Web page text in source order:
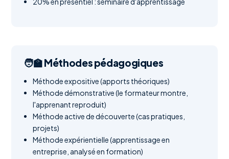
🧑‍🏫 Méthodes pédagogiques
Méthode expositive (apports théoriques)
Méthode démonstrative (le formateur montre,
l'apprenant reproduit)
Méthode active de découverte (cas pratiques,
projets)
Méthode expérientielle (apprentissage en
entreprise, analysé en formation)